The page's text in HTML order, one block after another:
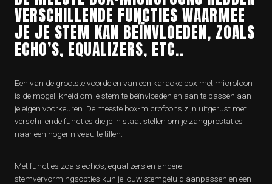
VERSCHILLENDE FUNCTIES WAARMEE
JE JE STEM KAN BEÏNVLOEDEN, ZOALS
ECHO’S, EQUALIZERS, ETC..
Een van de grootste voordelen van een karaoke box met microfoon
is de mogelijkheid om je stem te beïnvloeden en aan te passen aan
je eigen voorkeuren. De meeste box-microfoons zijn uitgerust met
verschillende functies die je in staat stellen om je zangprestaties
naar een hoger niveau te tillen.
Met functies zoals echo’s, equalizers en andere
stemvervormingsopties kun je jouw stemgeluid aanpassen en een